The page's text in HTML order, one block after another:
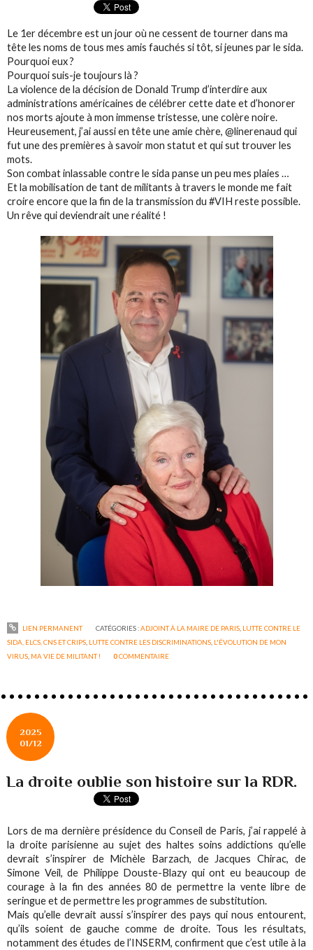
Le 1er décembre est un jour où ne cessent de tourner dans ma
tête les noms de tous mes amis fauchés si tôt, si jeunes par le sida.
Pourquoi eux ?
Pourquoi suis-je toujours là ?
La violence de la décision de Donald Trump d’interdire aux
administrations américaines de célébrer cette date et d’honorer
nos morts ajoute à mon immense tristesse, une colère noire.
Heureusement, j’ai aussi en tête une amie chère, @linerenaud qui
fut une des premières à savoir mon statut et qui sut trouver les
mots.
Son combat inlassable contre le sida panse un peu mes plaies …
Et la mobilisation de tant de militants à travers le monde me fait
croire encore que la fin de la transmission du #VIH reste possible.
Un rêve qui deviendrait une réalité !
LIEN PERMANENT CATÉGORIES :ADJOINT À LA MAIRE DE PARIS, LUTTE CONTRE LE
SIDA, ELCS, CNS ET CRIPS, LUTTE CONTRE LES DISCRIMINATIONS, L'ÉVOLUTION DE MON
VIRUS, MA VIE DE MILITANT ! 0COMMENTAIRE
2025
01/12
La droite oublie son histoire sur la RDR.
Lors de ma dernière présidence du Conseil de Paris, j’ai rappelé à
la droite parisienne au sujet des haltes soins addictions qu’elle
devrait s’inspirer de Michèle Barzach, de Jacques Chirac, de
Simone Veil, de Philippe Douste-Blazy qui ont eu beaucoup de
courage à la fin des années 80 de permettre la vente libre de
seringue et de permettre les programmes de substitution.
Mais qu’elle devrait aussi s’inspirer des pays qui nous entourent,
qu’ils soient de gauche comme de droite. Tous les résultats,
notamment des études de l’INSERM, confirment que c’est utile à la